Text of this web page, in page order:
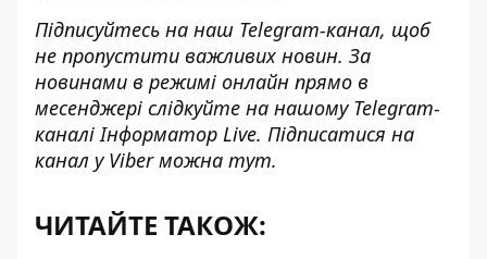
Підписуйтесь на наш Telegram-канал, щоб
не пропустити важливих новин. За
новинами в режимі онлайн прямо в
месенджері слідкуйте на нашому Telegram-
каналіІнформатор Live. Підписатися на
канал у Viber можна тут.
ЧИТАЙТЕ ТАКОЖ: